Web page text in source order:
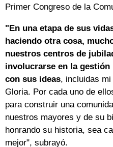
Primer Congreso de la
"En una etapa de sus
haciendo otra cosa,
nuestros centros de
involucrarse en la
con sus ideas, incluidas
Gloria. Por cada uno de
para construir una
nuestros mayores y de su
honrando su historia, sea
mejor", subrayó.